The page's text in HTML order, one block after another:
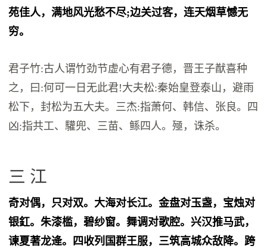
苑佳人，满地风光愁不尽;边关过客，连天烟草憾无
穷。
君子竹:古人谓竹劲节虚心有君子德，晋王子猷喜种
之，曰:何可一日无此君!大夫松:秦始皇登泰山，避雨
松下，封松为五大夫。三杰:指萧何、韩信、张良。四
凶:指共工、驩兜、三苗、鲧四人。殛，诛杀。
三 江
奇对偶，只对双。大海对长江。金盘对玉盏，宝烛对
银釭。朱漆槛，碧纱窗。舞调对歌腔。兴汉推马武，
谏夏著龙逄。四收列国群王服，三筑高城众敌降。跨